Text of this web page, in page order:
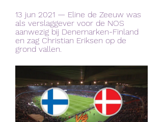
13 jun 2021 — Eline de Zeeuw was
als verslaggever voor de NOS
aanwezig bij Denemarken-Finland
en zag Christian Eriksen op de
grond vallen.